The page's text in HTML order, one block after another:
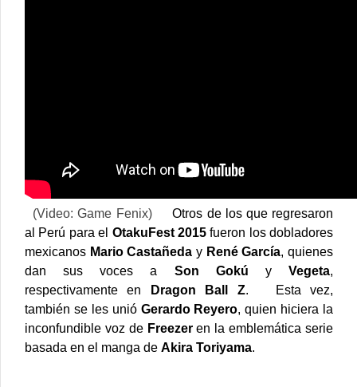
(Video: Game Fenix)Otros de los que regresaron
al Perú para el OtakuFest 2015fueron los dobladores
mexicanos Mario Castañeda y René García, quienes
dan sus voces a Son Gokú yVegeta,
respectivamente en
Dragon Ball Z.
Esta vez,
también se les unió Gerardo Reyero, quien hiciera la
inconfundible voz de Freezeren la emblemática serie
basada en el manga de Akira Toriyama.